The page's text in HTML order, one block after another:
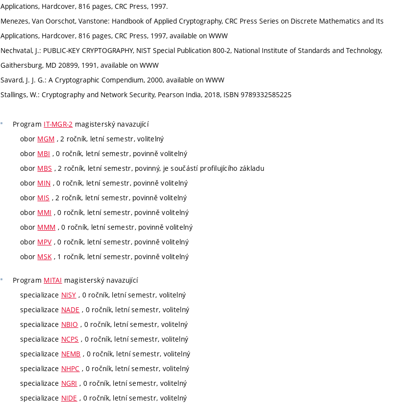
Applications, Hardcover, 816 pages, CRC Press, 1997.
Menezes, Van Oorschot, Vanstone: Handbook of Applied Cryptography, CRC Press Series on Discrete Mathematics and Its
Applications, Hardcover, 816 pages, CRC Press, 1997, available on WWW
Nechvatal, J.: PUBLIC-KEY CRYPTOGRAPHY, NIST Special Publication 800-2, National Institute of Standards and Technology,
Gaithersburg, MD 20899, 1991, available on WWW
Savard, J. J. G.: A Cryptographic Compendium, 2000, available on WWW
Stallings, W.: Cryptography and Network Security, Pearson India, 2018, ISBN 9789332585225
Program IT-MGR-2 magisterský navazující
obor MGM , 2 ročník, letní semestr, volitelný
obor MBI , 0 ročník, letní semestr, povinně volitelný
obor MBS , 2 ročník, letní semestr, povinný, je součástí profilujícího základu
obor MIN , 0 ročník, letní semestr, povinně volitelný
obor MIS , 2 ročník, letní semestr, povinně volitelný
obor MMI , 0 ročník, letní semestr, povinně volitelný
obor MMM , 0 ročník, letní semestr, povinně volitelný
obor MPV , 0 ročník, letní semestr, povinně volitelný
obor MSK, 1 ročník, letní semestr, povinně volitelný
Program MITAI magisterský navazující
specializace NISY , 0 ročník, letní semestr, volitelný
specializace NADE , 0 ročník, letní semestr, volitelný
specializace NBIO , 0 ročník, letní semestr, volitelný
specializace NCPS , 0 ročník, letní semestr, volitelný
specializace NEMB , 0 ročník, letní semestr, volitelný
specializace NHPC , 0 ročník, letní semestr, volitelný
specializace NGRI , 0 ročník, letní semestr, volitelný
specializace NIDE , 0 ročník, letní semestr, volitelný